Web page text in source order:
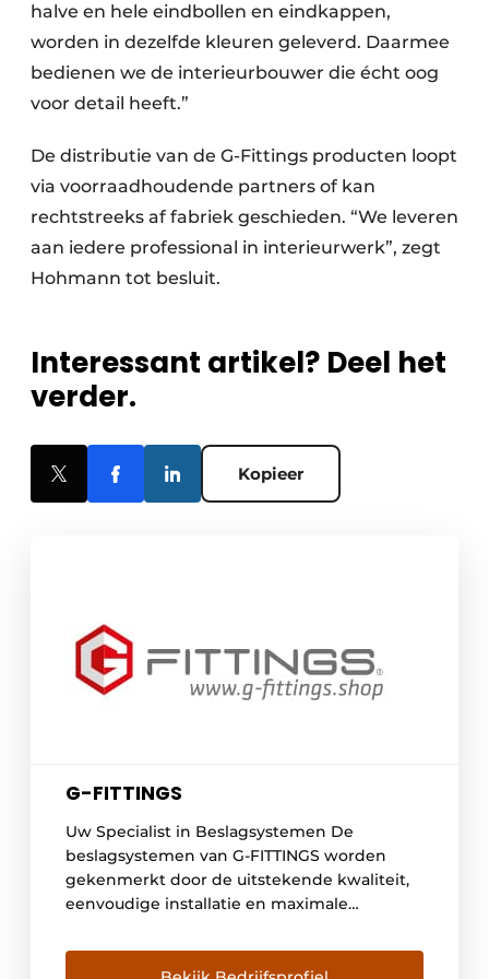
halve en hele eindbollen en eindkappen,
worden in dezelfde kleuren geleverd. Daarmee
bedienen we de interieurbouwer die écht oog
voor detail heeft.”
De distributie van de G-Fittings producten loopt
via voorraadhoudende partners of kan
rechtstreeks af fabriek geschieden. “We leveren
aan iedere professional in interieurwerk”, zegt
Hohmann tot besluit.
Interessant artikel? Deel het
verder.
Kopieer
G-FITTINGS
Uw Specialist in Beslagsystemen De
beslagsystemen van G-FITTINGS worden
gekenmerkt door de uitstekende kwaliteit,
eenvoudige installatie en maximale
assortiment deuren en deurbeslagen,